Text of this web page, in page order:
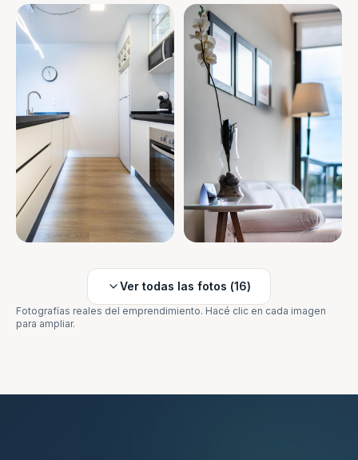
Ver todas las fotos (16)
Fotografías reales del emprendimiento. Hacé clic en cada imagen
para ampliar.